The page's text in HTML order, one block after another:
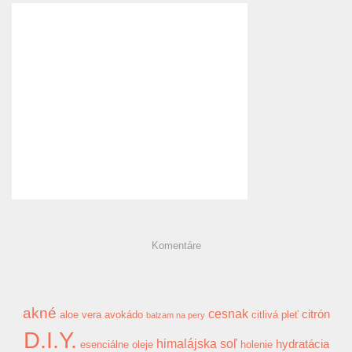
Komentáre
akné aloe vera avokádo balzam na pery cesnak citlivá pleť citrón
D.I.Y. esenciálne oleje himalájska soľ holenie hydratácia